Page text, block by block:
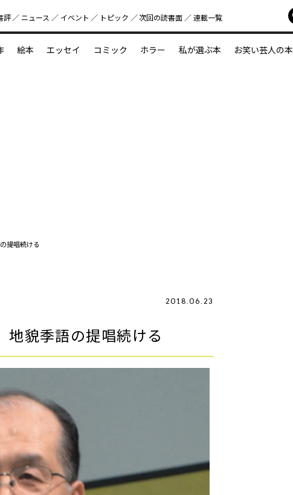
好書好日
評 ニュース イベント トピック 次回の読書⾯ 連載一覧
絵本 エッセイ コミック ホラー 私が選ぶ本 お笑い芸人の本
提唱続ける
2018.06.23
貌季語の提唱続ける